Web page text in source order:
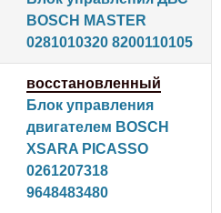
BOSCH MASTER
0281010320 8200110105
восстановленный
Блок управления
двигателем BOSCH
XSARA PICASSO
0261207318
9648483480